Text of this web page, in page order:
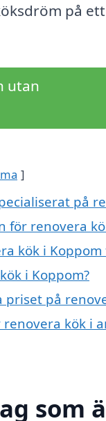
på ett
utan
på
för renovera
kök i
i Koppom?
på
kök i
som